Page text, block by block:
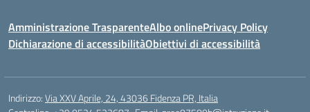
Amministrazione TrasparenteAlbo onlinePrivacy Policy
Dichiarazione di accessibilitàObiettivi di accessibilità
Indirizzo:Via XXV Aprile, 24, 43036 Fidenza PR, Italia